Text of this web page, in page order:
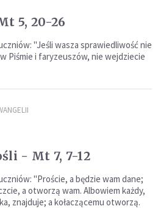
5, 20-26
"Jeśli wasza sprawiedliwość nie
Piśmie i faryzeuszów, nie wejdziecie
- Mt 7, 7-12
"Proście, a będzie wam dane;
a otworzą wam. Albowiem każdy,
znajduje; a kołaczącemu otworzą.